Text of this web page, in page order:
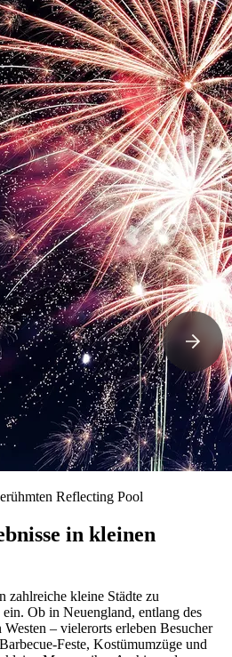
Reflecting Pool
in kleinen
zahlreiche kleine Städte zu
Ob in Neuengland, entlang des
– vielerorts erleben Besucher
Barbecue-Feste, Kostümumzüge und